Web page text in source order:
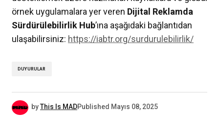
örnek uygulamalara yer veren Dijital Reklamda
Sürdürülebilirlik Hub’ına aşağıdaki bağlantıdan
ulaşabilirsiniz: https://iabtr.org/surdurulebilirlik/
DUYURULAR
byThis Is MADPublished Mayıs 08, 2025